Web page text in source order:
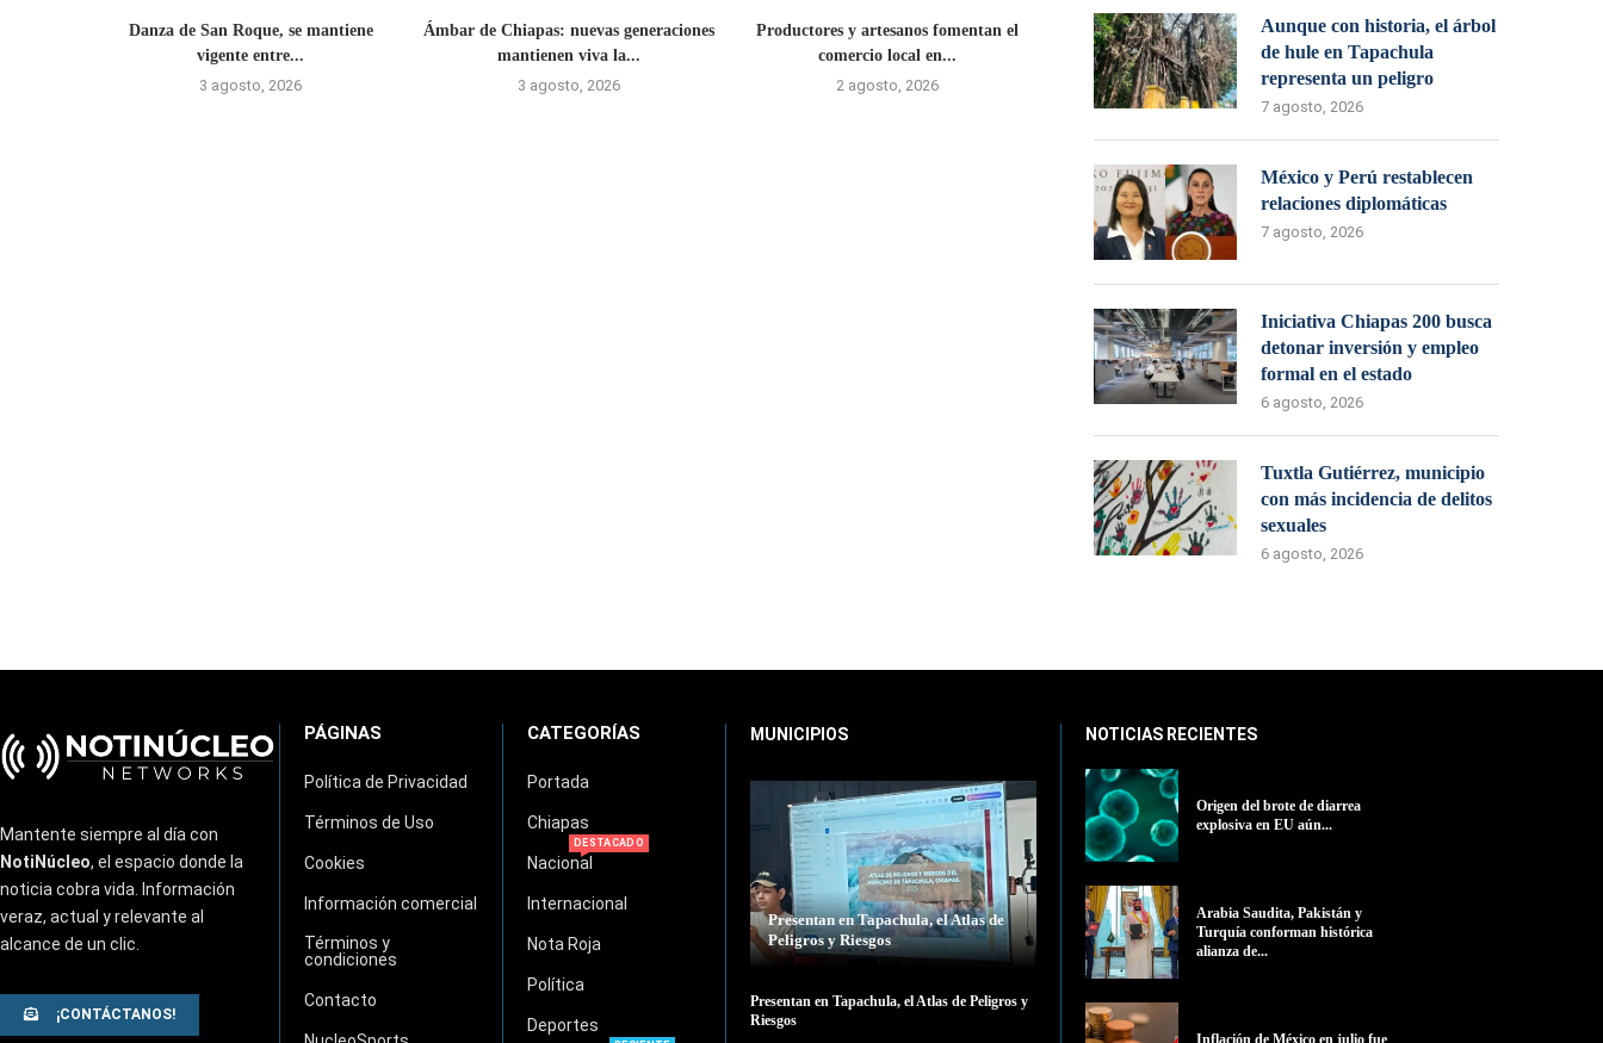
Danza de San Roque, se mantiene
vigente entre...
3 agosto, 2026
Ámbar de Chiapas: nuevas generaciones
mantienen viva la...
3 agosto, 2026
Productores y artesanos fomentan el
comercio local en...
2 agosto, 2026
Aunque con historia, el árbol
de hule en Tapachula
representa un peligro
7 agosto, 2026
México y Perú restablecen
relaciones diplomáticas
7 agosto, 2026
Iniciativa Chiapas 200 busca
detonar inversión y empleo
formal en el estado
6 agosto, 2026
Tuxtla Gutiérrez, municipio
con más incidencia de delitos
sexuales
6 agosto, 2026
Mantente siempre al día con
NotiNúcleo, el espacio donde la
noticia cobra vida. Información
veraz, actual y relevante al
alcance de un clic.
¡CONTÁCTANOS!
PÁGINAS
Política de Privacidad
Términos de Uso
Cookies
Información comercial
Términos y
condiciones
Contacto
CATEGORÍAS
Portada
Chiapas
Nacional
DESTACADO
Internacional
Nota Roja
Política
Deportes
MUNICIPIOS
Presentan en Tapachula, el Atlas de
Peligros y Riesgos
Presentan en Tapachula, el Atlas de Peligros y
Riesgos
NOTICIAS RECIENTES
Origen del brote de diarrea
explosiva en EU aún...
Arabia Saudita, Pakistán y
Turquía conforman histórica
alianza de...
Inflación de México en julio fue